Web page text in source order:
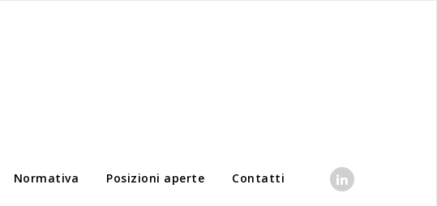
Normativa Posizioni aperte Contatti